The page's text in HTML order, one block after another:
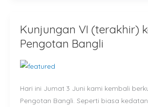
Kunjungan VI (terakhir)
Pengotan Bangli
Hari ini Jumat 3 Juni kami kembali
Pengotan Bangli. Seperti biasa
Kunjungan
VI
(terakhir)
ke
Pengotan
Bangli